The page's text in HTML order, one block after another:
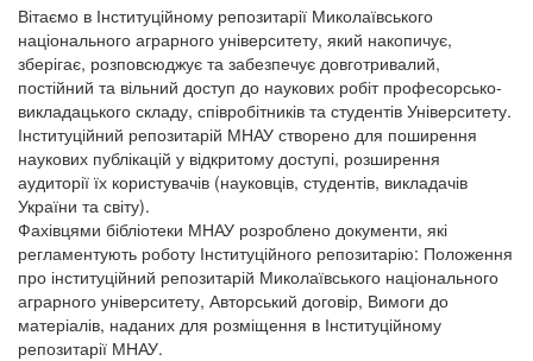
Вітаємо в Інституційному репозитарії Миколаївського
національного аграрного університету, який накопичує,
зберігає, розповсюджує та забезпечує довготривалий,
постійний та вільний доступ до наукових робіт професорсько-
викладацького складу, співробітників та студентів Університету.
Інституційний репозитарій МНАУ створено для поширення
наукових публікацій у відкритому доступі, розширення
аудиторії їх користувачів (науковців, студентів, викладачів
України та світу).
Фахівцями бібліотеки МНАУ розроблено документи, які
регламентують роботу Інституційного репозитарію: Положення
про інституційний репозитарій Миколаївського національного
аграрного університету, Авторський договір, Вимоги до
матеріалів, наданих для розміщення в Інституційному
репозитарії МНАУ.